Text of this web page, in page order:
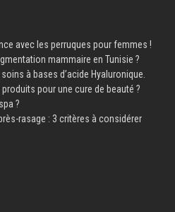
avec les perruques pour femmes !
mammaire en Tunisie ?
à bases d’acide Hyaluronique.
pour une cure de beauté ?
?
rasage : 3 critères à considérer